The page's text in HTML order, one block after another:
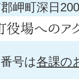
岬町深日
号は各課の